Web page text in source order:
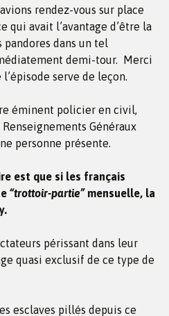
rendez-vous sur place
qui avait l’avantage d’être la
dans un tel
demi-tour. Merci
serve de leçon.
éminent policier en civil,
Généraux
personne présente.
est que si les français
“trottoir-partie”mensuelle, la
périssant dans leur
quasi exclusif de ce type de
esclaves pillés depuis ce